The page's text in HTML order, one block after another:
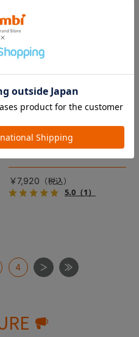
DRAGON QUEST PETs コン
フォートクッション スライム
【コムペット ペットカート
用】
愛車の目印に！ふわふわ生地
あごのせクッション。
￥7,920
5.0（1）
4